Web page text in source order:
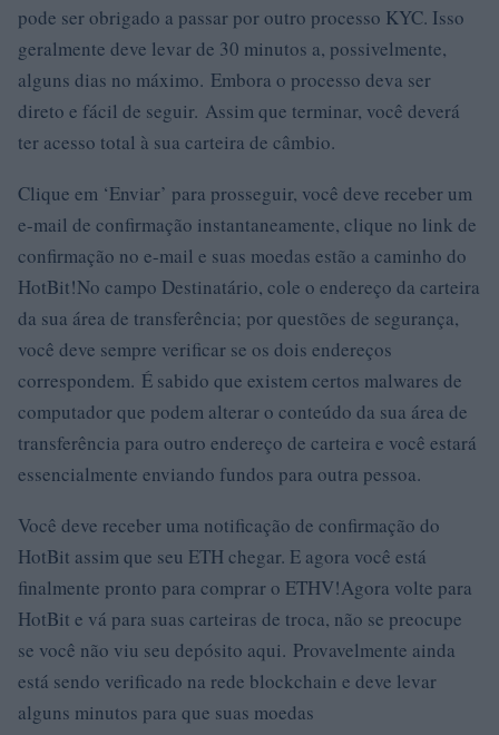
pode ser obrigado a passar por outro processo KYC. Isso
geralmente deve levar de 30 minutos a, possivelmente,
alguns dias no máximo. Embora o processo deva ser
direto e fácil de seguir. Assim que terminar, você deverá
ter acesso total à sua carteira de câmbio.
Clique em ‘Enviar’ para prosseguir, você deve receber um
e-mail de confirmação instantaneamente, clique no link de
confirmação no e-mail e suas moedas estão a caminho do
HotBit!No campo Destinatário, cole o endereço da carteira
da sua área de transferência; por questões de segurança,
você deve sempre verificar se os dois endereços
correspondem. É sabido que existem certos malwares de
computador que podem alterar o conteúdo da sua área de
transferência para outro endereço de carteira e você estará
essencialmente enviando fundos para outra pessoa.
Você deve receber uma notificação de confirmação do
HotBit assim que seu ETH chegar. E agora você está
finalmente pronto para comprar o ETHV!Agora volte para
HotBit e vá para suas carteiras de troca, não se preocupe
se você não viu seu depósito aqui. Provavelmente ainda
está sendo verificado na rede blockchain e deve levar
alguns minutos para que suas moedas